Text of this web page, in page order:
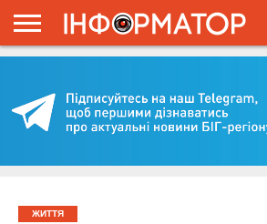
ПРОЄКТ
ЖИТТЯ